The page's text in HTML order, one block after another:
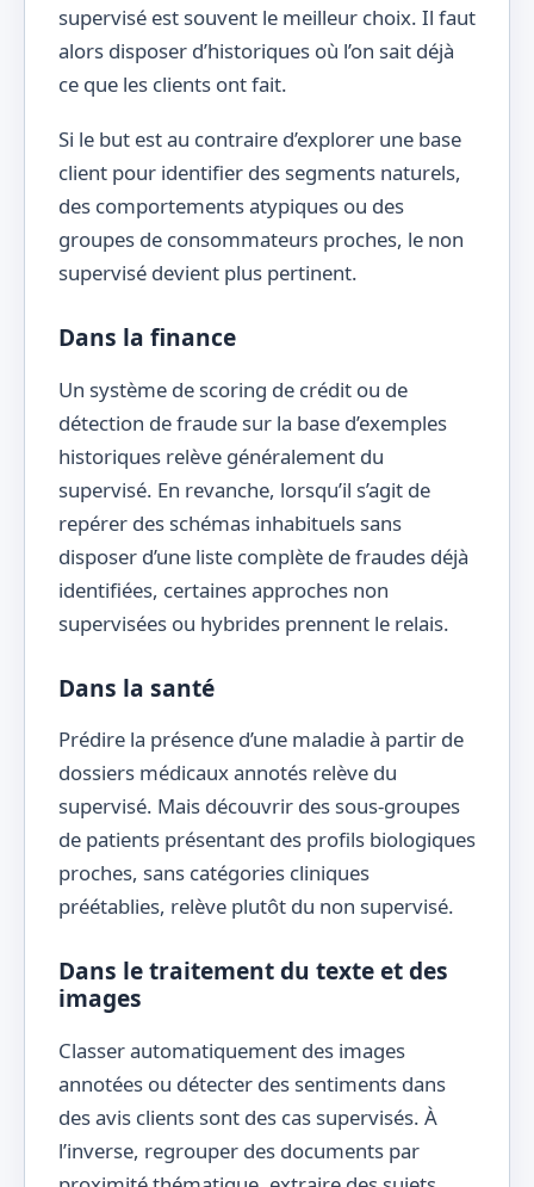
supervisé est souvent le meilleur choix. Il faut
alors disposer d’historiques où l’on sait déjà
ce que les clients ont fait.
Si le but est au contraire d’explorer une base
client pour identifier des segments naturels,
des comportements atypiques ou des
groupes de consommateurs proches, le non
supervisé devient plus pertinent.
Dans la finance
Un système de scoring de crédit ou de
détection de fraude sur la base d’exemples
historiques relève généralement du
supervisé. En revanche, lorsqu’il s’agit de
repérer des schémas inhabituels sans
disposer d’une liste complète de fraudes déjà
identifiées, certaines approches non
supervisées ou hybrides prennent le relais.
Dans la santé
Prédire la présence d’une maladie à partir de
dossiers médicaux annotés relève du
supervisé. Mais découvrir des sous-groupes
de patients présentant des profils biologiques
proches, sans catégories cliniques
préétablies, relève plutôt du non supervisé.
Dans le traitement du texte et des
images
Classer automatiquement des images
annotées ou détecter des sentiments dans
des avis clients sont des cas supervisés. À
l’inverse, regrouper des documents par